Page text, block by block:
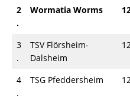
2
.
Wormatia Worms
3
.
TSV Flörsheim-
Dalsheim
4
.
TSG Pfeddersheim